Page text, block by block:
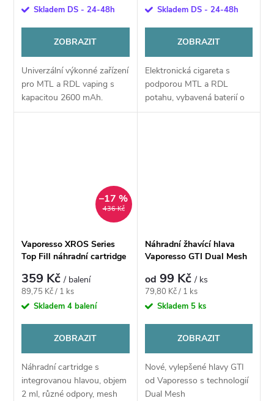
Skladem DS - 24-48h
ZOBRAZIT
Univerzální výkonné zařízení
pro MTL a RDL vaping s
kapacitou 2600 mAh.
Disponuje přehledným
Skladem DS - 24-48h
ZOBRAZIT
Elektronická cigareta s
podporou MTL a RDL
potahu, vybavená baterií o
kapacitě 2000 mAh a
436 Kč
–17 %
Vaporesso XROS Series
Top Fill náhradní cartridge
359 Kč/ balení
Měrná
cena:
89,75 Kč / 1 ks
Skladem4 balení
ZOBRAZIT
Náhradní cartridge s
integrovanou hlavou, objem
2 ml, různé odpory, mesh
Náhradní žhavící hlava
Vaporesso GTI Dual Mesh
od 99 Kč/ ks
Měrná
cena:
79,80 Kč / 1 ks
Skladem 5 ks
ZOBRAZIT
Nové, vylepšené hlavy GTI
od Vaporesso s technologií
Dual Mesh